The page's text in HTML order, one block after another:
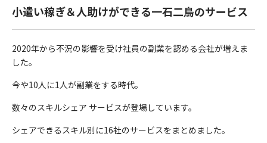
小遣い稼ぎ＆人助けができる一石二鳥のサービス
2020年から不況の影響を受け社員の副業を認める会社が増えま
した。
今や10人に1人が副業をする時代。
数々のスキルシェア サービスが登場しています。
シェアできるスキル別に16社のサービスをまとめました。